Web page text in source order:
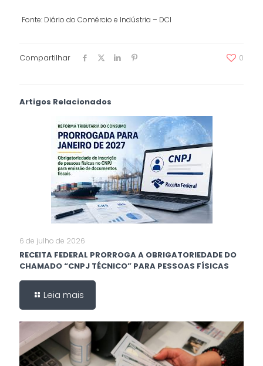
Fonte: Diário do Comércio e Indústria – DCI
Compartilhar 0
Artigos Relacionados
6 de julho de 2026
RECEITA FEDERAL PRORROGA A OBRIGATORIEDADE DO
CHAMADO “CNPJ TÉCNICO” PARA PESSOAS FÍSICAS
Leia mais